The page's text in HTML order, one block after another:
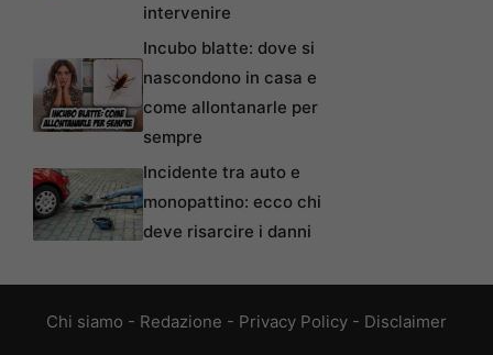
intervenire
Incubo blatte: dove si
nascondono in casa e
come allontanarle per
sempre
Incidente tra auto e
monopattino: ecco chi
deve risarcire i danni
Chi siamo - Redazione - Privacy Policy - Disclaimer